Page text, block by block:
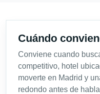
Cuándo
Conviene cuando
competitivo, hotel
moverte en Madrid y
redondo antes de